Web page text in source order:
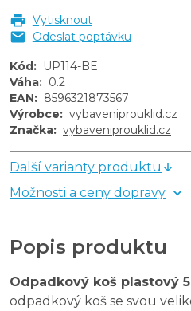
Vytisknout
Odeslat poptávku
Kód: UP114-BE
Váha: 0.2
EAN: 8596321873567
Výrobce: vybaveniprouklid.cz
Značka: vybaveniprouklid.cz
Další varianty produktu
Možnosti a ceny dopravy
Popis produktu
Odpadkový koš plastový
odpadkový koš se svou